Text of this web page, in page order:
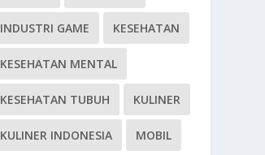
INDUSTRI GAME KESEHATAN
KESEHATAN MENTAL
KESEHATAN TUBUH KULINER
KULINER INDONESIA MOBIL